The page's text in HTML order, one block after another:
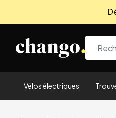
Vélos électriques